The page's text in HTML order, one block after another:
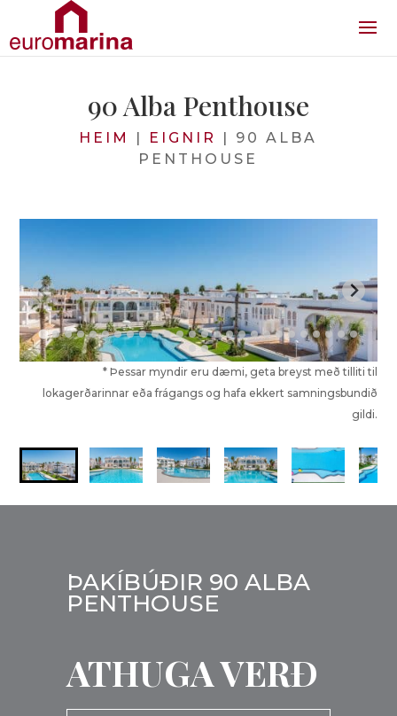
90 Alba Penthouse
HEIM | EIGNIR | 90 ALBA
PENTHOUSE
* Þessar myndir eru dæmi, geta breyst með tilliti til
lokagerðarinnar eða frágangs og hafa ekkert samningsbundið
gildi.
ÞAKÍBÚÐIR 90 ALBA
PENTHOUSE
ATHUGA VERÐ